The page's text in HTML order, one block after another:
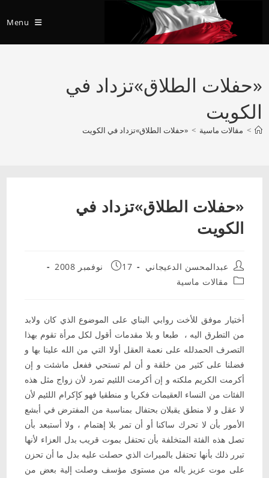
Menu
«حفلات الطلاق»تزداد في
الكويت
> مقالات ماسية > «حفلات الطلاق»تزداد في الكويت
«حفلات الطلاق»تزداد في
الكويت
Post
author:
عبدالمحسن الدعيجاني
Post
17 نوفمبر 2008
Postمقالات ماسية
أختيار موفق للأخت روابي البناي على الموضوع الذي كان ولابد
من التطرق اليه ، طبعا و بلا مقدمات أقول لكل مرأة تقوم بهذا
التصرف الحمدلله على نعمة العقل أولا التي من الله علينا بها و
فضلنا على كثير من خلقة و أن لم تستحي ففعل ماشئت و إن
أكرمت الكريم ملكته و إن أكرمت اللئيم تمرد لأن زواج مثل هذه
الفئات من النساء العقيمات فكريا و منطقيا فهو كإكرام اللئيم لأن
لا عقل و لا منطق يقبلان بحتفال بمناسبة من المفترض في أبشع
الأمور بأن لا تحرك ساكنا أو أن تمر بلا إهتمام ، ولا أستبعد بأن
تصل هذه الفئة المتخلفة بأن تحتفل بموت قريب بدل العزاء لأنها
تبرر ذلك بأنها تحتفل بالميراث الذي حصلت عليه بدل ما أن تحزن
على موت عزيز ياله من مستوى مؤسف وصلت إلية بعض من